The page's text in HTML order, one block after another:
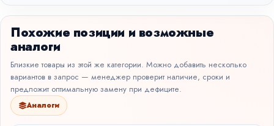
Похожие позиции и возможные
аналоги
Близкие товары из этой же категории. Можно добавить несколько
вариантов в запрос — менеджер проверит наличие, сроки и
предложит оптимальную замену при дефиците.
Аналоги